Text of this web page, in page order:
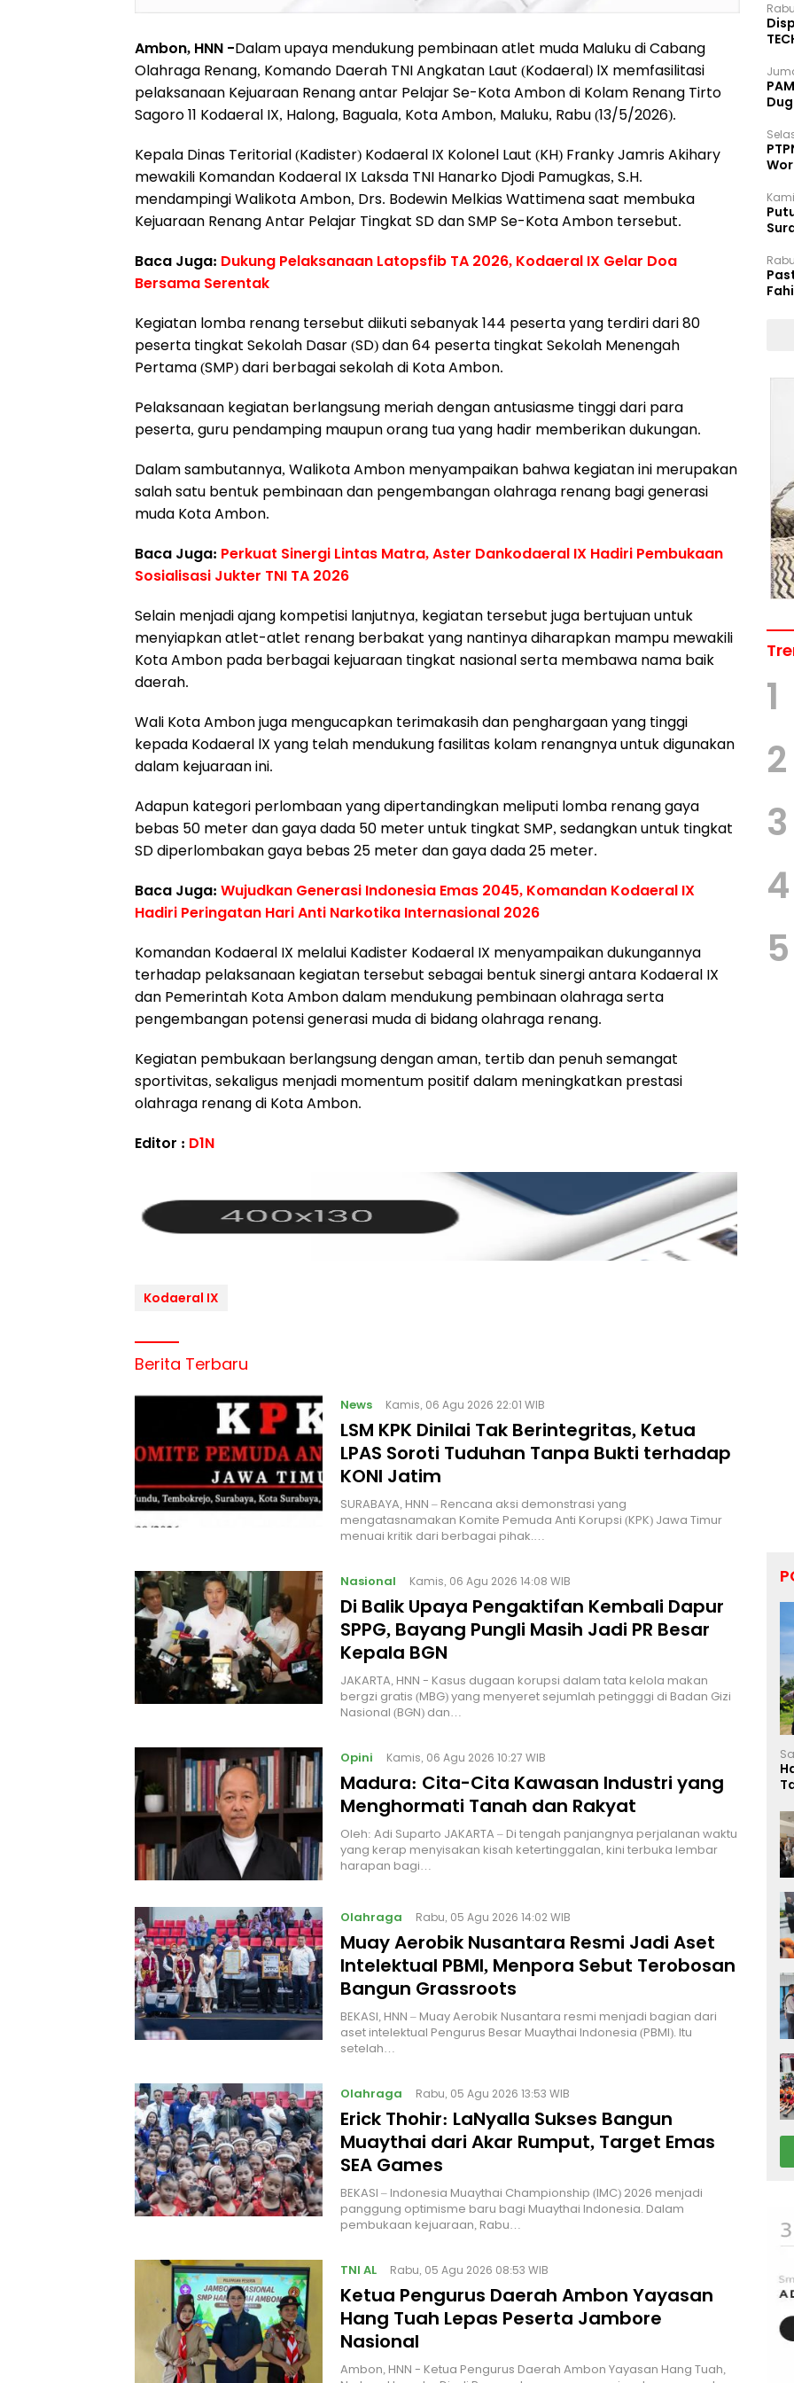
Ambon, HNN -Dalam upaya mendukung pembinaan atlet muda Maluku di Cabang
Olahraga Renang, Komando Daerah TNI Angkatan Laut (Kodaeral) lX memfasilitasi
pelaksanaan Kejuaraan Renang antar Pelajar Se-Kota Ambon di Kolam Renang Tirto
Sagoro 11 Kodaeral IX, Halong, Baguala, Kota Ambon, Maluku, Rabu (13/5/2026).
Kepala Dinas Teritorial (Kadister) Kodaeral IX Kolonel Laut (KH) Franky Jamris Akihary
mewakili Komandan Kodaeral IX Laksda TNI Hanarko Djodi Pamugkas, S.H.
mendampingi Walikota Ambon, Drs. Bodewin Melkias Wattimena saat membuka
Kejuaraan Renang Antar Pelajar Tingkat SD dan SMP Se-Kota Ambon tersebut.
Baca Juga: Dukung Pelaksanaan Latopsfib TA 2026, Kodaeral IX Gelar Doa
Bersama Serentak
Kegiatan lomba renang tersebut diikuti sebanyak 144 peserta yang terdiri dari 80
peserta tingkat Sekolah Dasar (SD) dan 64 peserta tingkat Sekolah Menengah
Pertama (SMP) dari berbagai sekolah di Kota Ambon.
Pelaksanaan kegiatan berlangsung meriah dengan antusiasme tinggi dari para
peserta, guru pendamping maupun orang tua yang hadir memberikan dukungan.
Dalam sambutannya, Walikota Ambon menyampaikan bahwa kegiatan ini merupakan
salah satu bentuk pembinaan dan pengembangan olahraga renang bagi generasi
muda Kota Ambon.
Baca Juga: Perkuat Sinergi Lintas Matra, Aster Dankodaeral IX Hadiri Pembukaan
Sosialisasi Jukter TNI TA 2026
Selain menjadi ajang kompetisi lanjutnya, kegiatan tersebut juga bertujuan untuk
menyiapkan atlet-atlet renang berbakat yang nantinya diharapkan mampu mewakili
Kota Ambon pada berbagai kejuaraan tingkat nasional serta membawa nama baik
daerah.
Wali Kota Ambon juga mengucapkan terimakasih dan penghargaan yang tinggi
kepada Kodaeral lX yang telah mendukung fasilitas kolam renangnya untuk digunakan
dalam kejuaraan ini.
Adapun kategori perlombaan yang dipertandingkan meliputi lomba renang gaya
bebas 50 meter dan gaya dada 50 meter untuk tingkat SMP, sedangkan untuk tingkat
SD diperlombakan gaya bebas 25 meter dan gaya dada 25 meter.
Baca Juga: Wujudkan Generasi Indonesia Emas 2045, Komandan Kodaeral IX
Hadiri Peringatan Hari Anti Narkotika Internasional 2026
Komandan Kodaeral IX melalui Kadister Kodaeral IX menyampaikan dukungannya
terhadap pelaksanaan kegiatan tersebut sebagai bentuk sinergi antara Kodaeral IX
dan Pemerintah Kota Ambon dalam mendukung pembinaan olahraga serta
pengembangan potensi generasi muda di bidang olahraga renang.
Kegiatan pembukaan berlangsung dengan aman, tertib dan penuh semangat
sportivitas, sekaligus menjadi momentum positif dalam meningkatkan prestasi
olahraga renang di Kota Ambon.
Editor : D1N
Kodaeral IX
Berita Terbaru
News Kamis, 06 Agu 2026 22:01 WIB
LSM KPK Dinilai Tak Berintegritas, Ketua
LPAS Soroti Tuduhan Tanpa Bukti terhadap
KONI Jatim
SURABAYA, HNN – Rencana aksi demonstrasi yang
mengatasnamakan Komite Pemuda Anti Korupsi (KPK) Jawa Timur
menuai kritik dari berbagai pihak.…
Nasional Kamis, 06 Agu 2026 14:08 WIB
Di Balik Upaya Pengaktifan Kembali Dapur
SPPG, Bayang Pungli Masih Jadi PR Besar
Kepala BGN
JAKARTA, HNN - Kasus dugaan korupsi dalam tata kelola makan
bergzi gratis (MBG) yang menyeret sejumlah petingggi di Badan Gizi
Nasional (BGN) dan…
Opini Kamis, 06 Agu 2026 10:27 WIB
Madura: Cita-Cita Kawasan Industri yang
Menghormati Tanah dan Rakyat
Oleh: Adi Suparto JAKARTA – Di tengah panjangnya perjalanan waktu
yang kerap menyisakan kisah ketertinggalan, kini terbuka lembar
harapan bagi…
Olahraga Rabu, 05 Agu 2026 14:02 WIB
Muay Aerobik Nusantara Resmi Jadi Aset
Intelektual PBMI, Menpora Sebut Terobosan
Bangun Grassroots
BEKASI, HNN – Muay Aerobik Nusantara resmi menjadi bagian dari
aset intelektual Pengurus Besar Muaythai Indonesia (PBMI). Itu
setelah…
Olahraga Rabu, 05 Agu 2026 13:53 WIB
Erick Thohir: LaNyalla Sukses Bangun
Muaythai dari Akar Rumput, Target Emas
SEA Games
BEKASI – Indonesia Muaythai Championship (IMC) 2026 menjadi
panggung optimisme baru bagi Muaythai Indonesia. Dalam
pembukaan kejuaraan, Rabu…
TNI AL Rabu, 05 Agu 2026 08:53 WIB
Ketua Pengurus Daerah Ambon Yayasan
Hang Tuah Lepas Peserta Jambore
Nasional
Ambon, HNN - Ketua Pengurus Daerah Ambon Yayasan Hang Tuah,
1
2
3
4
5